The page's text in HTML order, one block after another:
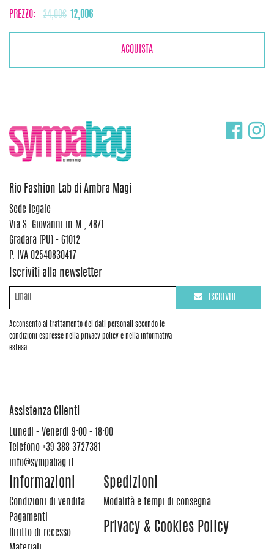
PREZZO: 24,00€ Il12,00€
ACQUISTA
Rio Fashion Lab di Ambra Magi
Sede legale
Via S. Giovanni in M., 48/1
Gradara (PU) - 61012
P. IVA 02540830417
Iscriviti alla newsletter
Acconsento al trattamento dei dati personali secondo le
condizioni espresse nella privacy policy e nella informativa
estesa.
ISCRIVITI
Assistenza Clienti
Lunedi - Venerdi 9:00 - 18:00
Telefono +39 388 3727381
info@sympabag.it
Informazioni
Condizioni di vendita
Pagamenti
Diritto di recesso
Spedizioni
Modalità e tempi di consegna
Privacy & Cookies Policy